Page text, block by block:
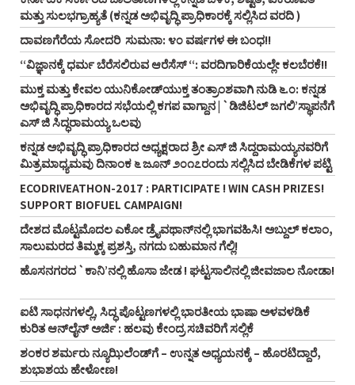
ಮತ್ತು ಸುಲಭಗ್ರಾಹ್ಯತೆ (ಕನ್ನಡ ಅಭಿವೃದ್ಧಿ ಪ್ರಾಧಿಕಾರಕ್ಕೆ ಸಲ್ಲಿಸಿದ ವರದಿ )
ದಾವಣಗೆರೆಯ ಸೋದರಿ ಸುಮನಾ: ೪೦ ವರ್ಷಗಳ ಈ ಬಂಧ!!
“ವಿಜ್ಞಾನಕ್ಕೆ ಧರ್ಮ ಬೆರೆಸಲಿರುವ ಆರೆಸೆಸ್‌ “: ವರದಿಗಾರಿಕೆಯಲ್ಲೇ ಕಲಬೆರಕೆ!!
ಮುಕ್ತ ಮತ್ತು ಕೇವಲ ಯುನಿಕೋಡ್‌ಯುಕ್ತ ತಂತ್ರಾಂಶವಾಗಿ ನುಡಿ ೬.೦: ಕನ್ನಡ
ಅಭಿವೃದ್ಧಿ ಪ್ರಾಧಿಕಾರದ ಸಭೆಯಲ್ಲಿ ಕಗಪ ವಾಗ್ದಾನ | `ಡಿಜಿಟಲ್‌ ಜಗಲಿ’ಸ್ಥಾಪನೆಗೆ
ಎಸ್‌ ಜಿ ಸಿದ್ಧರಾಮಯ್ಯ ಒಲವು
ಕನ್ನಡ ಅಭಿವೃದ್ಧಿ ಪ್ರಾಧಿಕಾರದ ಅಧ್ಯಕ್ಷರಾದ ಶ್ರೀ ಎಸ್‌ ಜಿ ಸಿದ್ದರಾಮಯ್ಯನವರಿಗೆ
ಮಿತ್ರಮಾಧ್ಯಮವು ದಿನಾಂಕ ೬ ಜೂನ್‌ ೨೦೧೭ರಂದು ಸಲ್ಲಿಸಿದ ಬೇಡಿಕೆಗಳ ಪಟ್ಟಿ
ECODRIVEATHON-2017 : PARTICIPATE ! WIN CASH PRIZES!
SUPPORT BIOFUEL CAMPAIGN!
ದೇಶದ ಮೊಟ್ಟಮೊದಲ ಎಕೋ ಡ್ರೈವಥಾನ್‌ನಲ್ಲಿ ಭಾಗವಹಿಸಿ! ಅಬ್ದುಲ್‌ ಕಲಾಂ,
ಸಾಲುಮರದ ತಿಮ್ಮಕ್ಕ ಪ್ರಶಸ್ತಿ, ನಗದು ಬಹುಮಾನ ಗೆಲ್ಲಿ!
ಹೊಸನಗರದ `ಕಾನಿ’ನಲ್ಲಿ ಹೊಸಾ ಜೇಡ ! ಘಟ್ಟಸಾಲಿನಲ್ಲಿ ಜೀವಜಾಲ ನೋಡಾ!
ಐಟಿ ಸಾಧನಗಳಲ್ಲಿ, ಸಿದ್ಧ ಪೊಟ್ಟಣಗಳಲ್ಲಿ ಭಾರತೀಯ ಭಾಷಾ ಅಳವಳಡಿಕೆ
ಕುರಿತ ಆನ್‌ಲೈನ್‌ ಅರ್ಜಿ : ಹಲವು ಕೇಂದ್ರ ಸಚಿವರಿಗೆ ಸಲ್ಲಿಕೆ
ಶಂಕರ ಶರ್ಮರು ನ್ಯೂಝಿಲೆಂಡ್‌ಗೆ – ಉನ್ನತ ಅಧ್ಯಯನಕ್ಕೆ – ಹೊರಟಿದ್ದಾರೆ,
ಶುಭಾಶಯ ಹೇಳೋಣ!